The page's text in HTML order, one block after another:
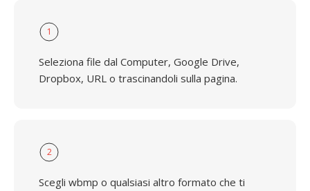
1
Seleziona file dal Computer, Google Drive,
Dropbox, URL o trascinandoli sulla pagina.
2
Scegli wbmp o qualsiasi altro formato che ti